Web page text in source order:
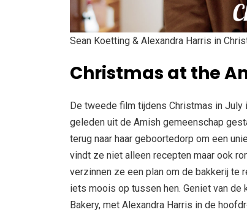
Sean Koetting & Alexandra Harris in
Christmas at the
De tweede film tijdens Christmas in July
geleden uit de Amish gemeenschap
terug naar haar geboortedorp om een
vindt ze niet alleen recepten maar ook
verzinnen ze een plan om de bakkerij te
iets moois op tussen hen. Geniet van
Bakery, met Alexandra Harris in de